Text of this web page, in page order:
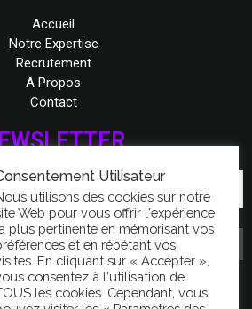
Accueil
Notre Expertise
Recrutement
A Propos
Contact
Utilisateur
utilisons des cookies sur notre
Web pour vous offrir l'expérience
plus pertinente en mémorisant vos
et en répétant vos
En cliquant sur « Accepter »,
consentez à l'utilisation de
les cookies. Cependant, vous